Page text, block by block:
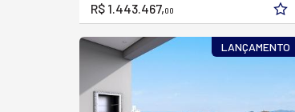
R$ 1.443.467,00
LANÇAMENTO